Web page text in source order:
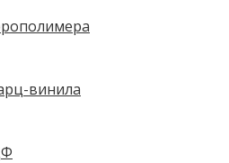
винила